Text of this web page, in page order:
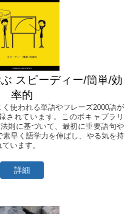
スピーディー/簡単/効
率的
使われる単語やフレーズ2000語が
されています。このボキャブラリ
則に基づいて、最初に重要語句や
早く語学力を伸ばし、やる気を持
います。
詳細